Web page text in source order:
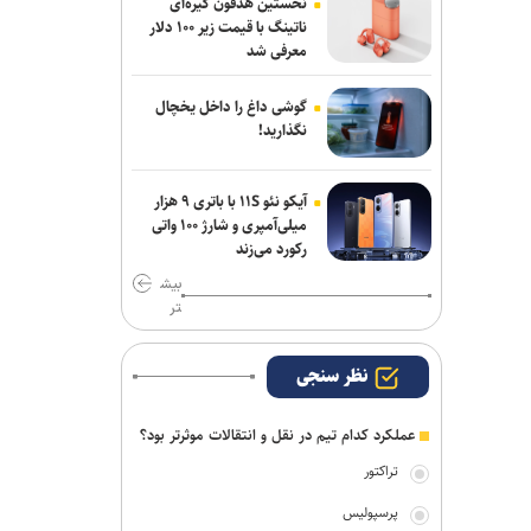
تور جهانی تنیس صربستان| یزدانی با عبور
از روسیه به مراکش رسید
اولین اردوی مشترکی ملی‌پوشان نیراندازی
با همتایان چینی
ناتینگ با قیمت زیر ۱۰۰ دلار
معرفی شد
گوشی داغ را داخل یخچال
نگذارید!
آیکو نئو ۱۱S با باتری ۹ هزار
میلی‌آمپری و شارژ ۱۰۰ واتی
رکورد می‌زند
بیش
تر
نظر سنجی
عملکرد کدام تیم در نقل و انتقالات موثرتر بود؟
تراکتور
پرسپولیس